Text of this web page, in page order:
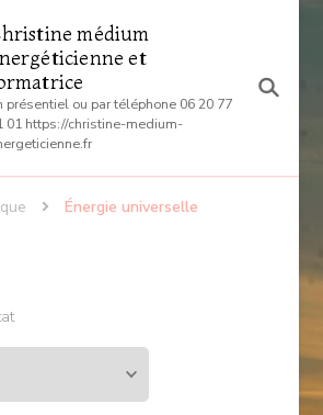
médium
et
présentiel ou par téléphone 06 20 77
01 https://christine-medium-
Énergie universelle